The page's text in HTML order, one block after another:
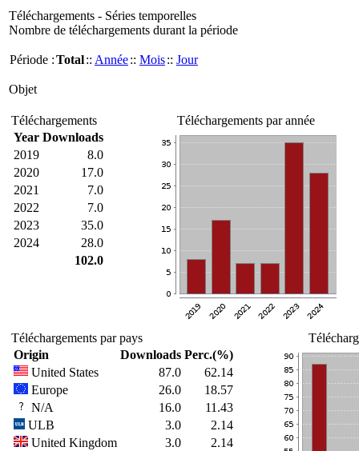
Téléchargements - Séries temporelles
Nombre de téléchargements durant la période
Période :Total:: Année:: Mois:: Jour
Objet
Téléchargements
Year Downloads
2019
8.0
2020
17.0
2021
7.0
2022
7.0
2023
35.0
2024
28.0
102.0
Téléchargements par année
Téléchargements par pays
Origin
Downloads Perc.(%)
United States
87.0
62.14
Europe
26.0
18.57
N/A
16.0
11.43
ULB
3.0
2.14
United Kingdom
3.0
2.14